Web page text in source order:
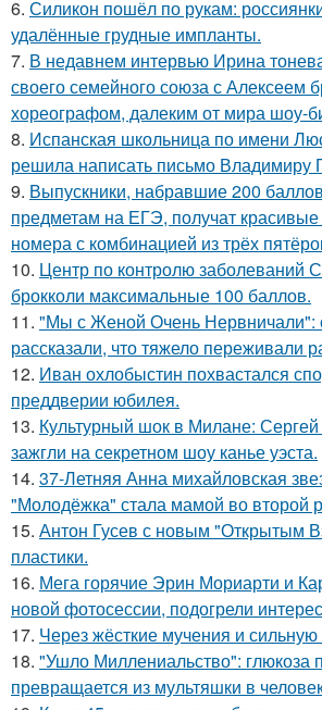
6. Силикон пошёл по рукам:
удалённые грудные импланты.
7. В недавнем интервью Ирина
своего семейного союза с Алексеем
хореографом, далеким от мира шоу-
8. Испанская школьница по имени
решила написать письмо Владимиру
9. Выпускники, набравшие 200
предметам на ЕГЭ, получат
номера с комбинацией из трёх
10. Центр по контролю заболеваний
брокколи максимальные 100 баллов.
11. "Мы с Женой Очень Нервничали":
рассказали, что тяжело переживали
12. Иван охлобыстин похвастался
преддверии юбилея.
13. Культурный шок в Милане:
зажгли на секретном шоу канье уэста.
14. 37-Летняя Анна михайловская
"Молодёжка" стала мамой во второй
15. Антон Гусев с новым "Открытым
пластики.
16. Мега горячие Эрин Мориарти и
новой фотосессии, подогрели
17. Через жёсткие мучения и
18. "Ушло Миллениальство": глюкоза
превращается из мультяшки в